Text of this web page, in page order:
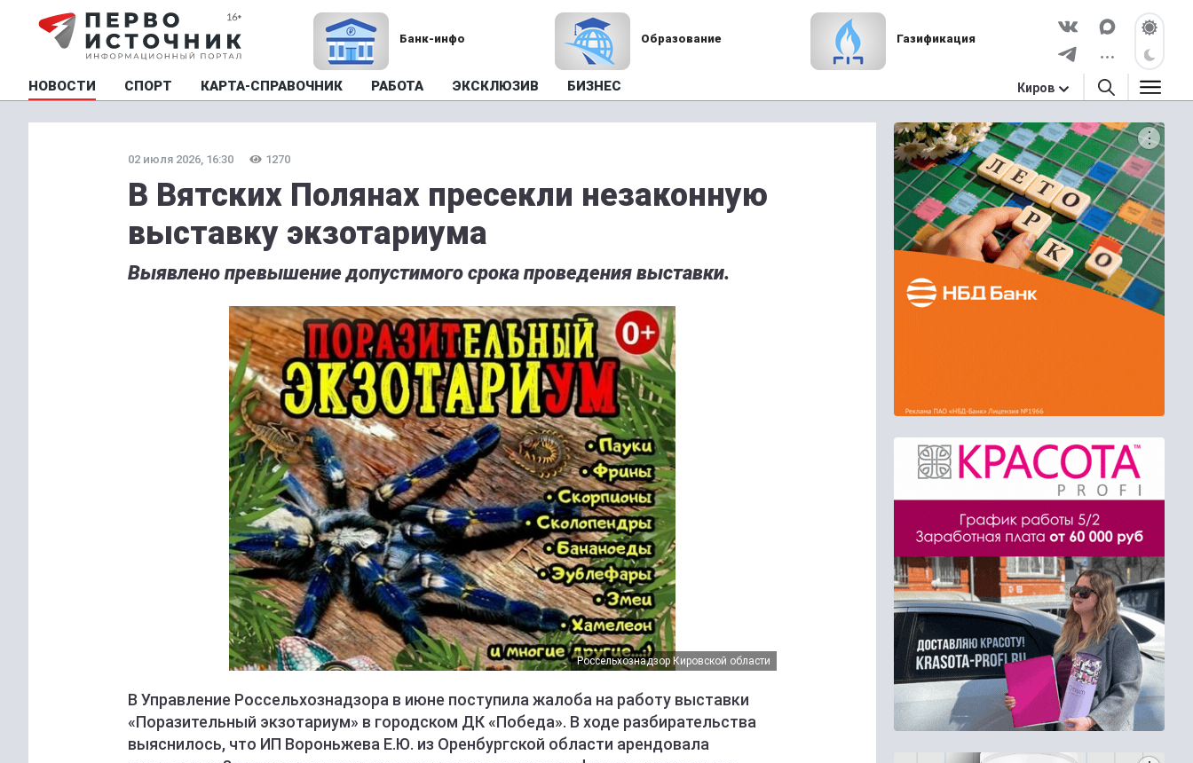
Банк-инфо Образование Газификация
НОВОСТИ СПОРТ КАРТА-СПРАВОЧНИК РАБОТА ЭКСКЛЮЗИВ БИЗНЕС Киров
02 июля 2026, 16:30 1270
В Вятских Полянах пресекли незаконную
выставку экзотариума
Выявлено превышение допустимого срока проведения выставки.
Россельхознадзор Кировской области
В Управление Россельхознадзора в июне поступила жалоба на работу выставки
«Поразительный экзотариум» в городском ДК «Победа». В ходе разбирательства
выяснилось, что ИП Вороньжева Е.Ю. из Оренбургской области арендовала